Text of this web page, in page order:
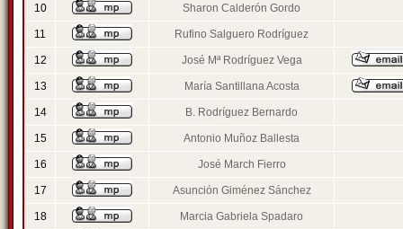
10 Sharon Calderón Gordo
11 Rufino Salguero Rodríguez
12 José Mª Rodríguez Vega
13 María Santillana Acosta
14 B. Rodríguez Bernardo
15 Antonio Muñoz Ballesta
16 José March Fierro
17 Asunción Giménez Sánchez
18 Marcia Gabriela Spadaro